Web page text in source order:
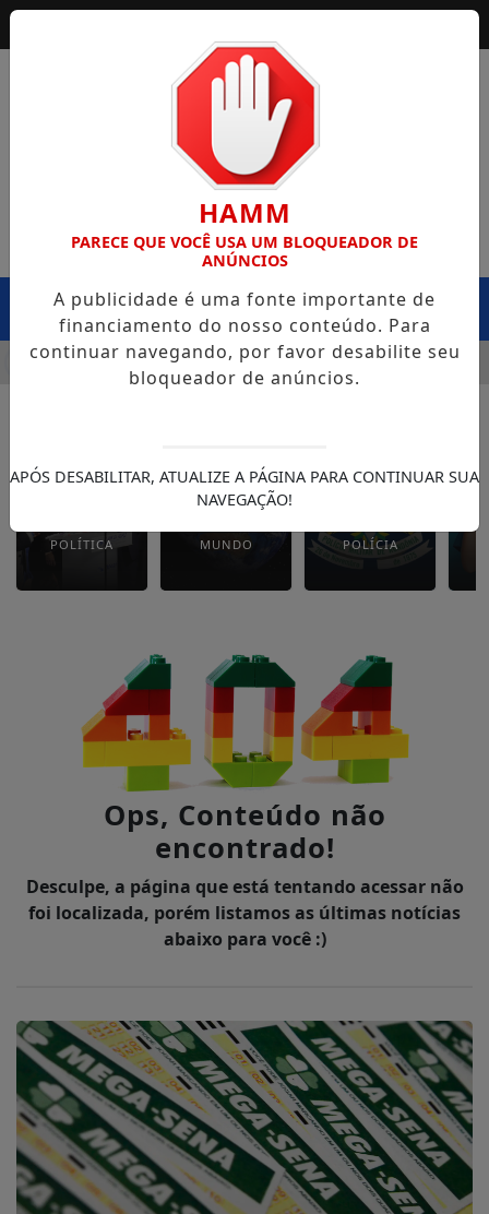
MENU
SEINFRA CAPOTA NA BR-364, EM EXTREMA, E CASO
POLÍTICA MUNDO POLÍCIA
Ops, Conteúdo não
encontrado!
Desculpe, a página que está tentando acessar não
foi localizada, porém listamos as últimas notícias
abaixo para você :)
HAMM
PARECE QUE VOCÊ USA UM BLOQUEADOR DE
ANÚNCIOS
A publicidade é uma fonte importante de
financiamento do nosso conteúdo. Para
continuar navegando, por favor desabilite seu
bloqueador de anúncios.
APÓS DESABILITAR, ATUALIZE A PÁGINA PARA CONTINUAR SUA
NAVEGAÇÃO!